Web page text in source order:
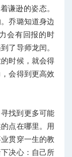
谦逊的姿态。
乔璐知道身边
会有回报的时
了导师龙闰。
时候，就会得
会得到更高效
找到更多可能
点在哪里。用
贯穿一生的教
决心：自己所